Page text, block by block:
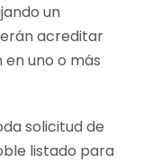
un
acreditar
uno o más
solicitud de
listado para